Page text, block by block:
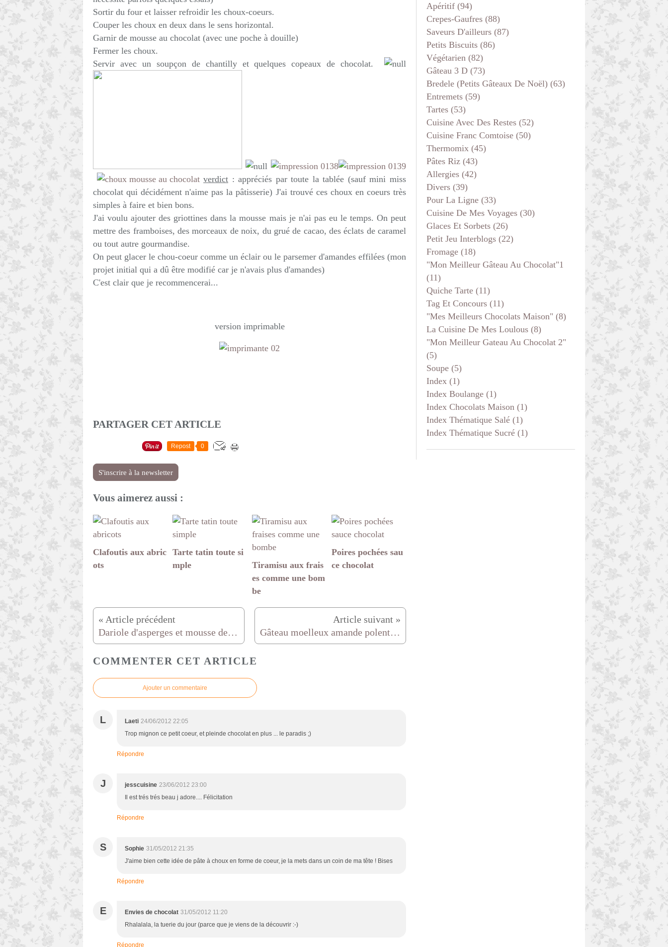
Sortir du four et laisser refroidir les choux-coeurs.
Couper les choux en deux dans le sens horizontal.
Garnir de mousse au chocolat (avec une poche à douille)
Fermer les choux.
Servir avec un soupçon de chantilly et quelques copeaux de chocolat.
verdict : appréciés par toute la tablée (sauf mini miss
chocolat qui décidément n'aime pas la pâtisserie) J'ai trouvé ces choux en coeurs très
simples à faire et bien bons.
J'ai voulu ajouter des griottines dans la mousse mais je n'ai pas eu le temps. On peut
mettre des framboises, des morceaux de noix, du grué de cacao, des éclats de caramel
ou tout autre gourmandise.
On peut glacer le chou-coeur comme un éclair ou le parsemer d'amandes effilées (mon
projet initial qui a dû être modifié car je n'avais plus d'amandes)
C'est clair que je recommencerai...
version imprimable
PARTAGER CET ARTICLE
Repost 0
S'inscrire à la newsletter
Vous aimerez aussi :
Clafoutis aux abric
ots
Tarte tatin toute si
mple
Tiramisu aux frais
es comme une bom
be
Poires pochées sau
ce chocolat
Dariole d'asperges et mousse de saumon Gâteau moelleux amande polenta aux framboises (allergie)
COMMENTER CET ARTICLE
Ajouter un commentaire
L Laeti 24/06/2012 22:05
Trop mignon ce petit coeur, et pleinde chocolat en plus ... le paradis ;)
Répondre
J jesscuisine 23/06/2012 23:00
Il est trés trés beau j adore.... Félicitation
Répondre
S Sophie 31/05/2012 21:35
J'aime bien cette idée de pâte à choux en forme de coeur, je la mets dans un coin de ma tête ! Bises
Répondre
E Envies de chocolat 31/05/2012 11:20
Rhalalala, la tuerie du jour (parce que je viens de la découvrir :-)
Répondre
Apéritif (94)
Crepes-Gaufres (88)
Saveurs D'ailleurs (87)
Petits Biscuits (86)
Végétarien (82)
Gâteau 3 D (73)
Bredele (petits Gâteaux De Noël) (63)
Entremets (59)
Tartes (53)
Cuisine Avec Des Restes (52)
Cuisine Franc Comtoise (50)
Thermomix (45)
Pâtes Riz (43)
Allergies (42)
Divers (39)
Pour La Ligne (33)
Cuisine De Mes Voyages (30)
Glaces Et Sorbets (26)
Petit Jeu Interblogs (22)
Fromage (18)
"mon Meilleur Gâteau Au Chocolat"1
(11)
Quiche Tarte (11)
Tag Et Concours (11)
"mes Meilleurs Chocolats Maison" (8)
La Cuisine De Mes Loulous (8)
"mon Meilleur Gateau Au Chocolat 2"
(5)
Soupe (5)
Index (1)
Index Boulange (1)
Index Chocolats Maison (1)
Index Thématique Salé (1)
Index Thématique Sucré (1)